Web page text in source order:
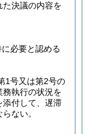
決議の内容を
必要と認める
1号又は第2号の
執行の状況を
添付して、遅滞
ない。